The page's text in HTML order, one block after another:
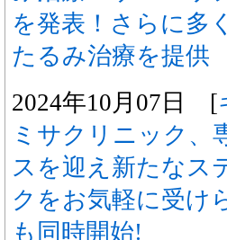
を発表！さらに多
たるみ治療を提供
2024年10月07日 [
ミサクリニック、
スを迎え新たなス
クをお気軽に受け
も同時開始!